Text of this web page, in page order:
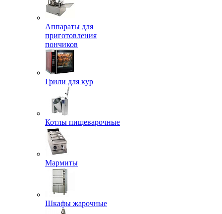
Аппараты для
приготовления
пончиков
Грили для кур
Котлы пищеварочные
Мармиты
Шкафы жарочные